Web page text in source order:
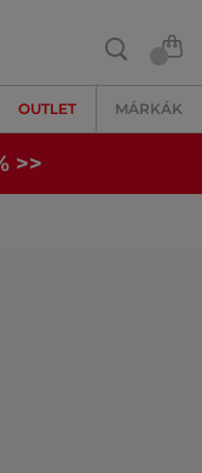
OUTLET MÁRKÁK
>>